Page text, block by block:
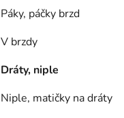
Páky, páčky brzd
V brzdy
Dráty, niple
Niple, matičky na dráty